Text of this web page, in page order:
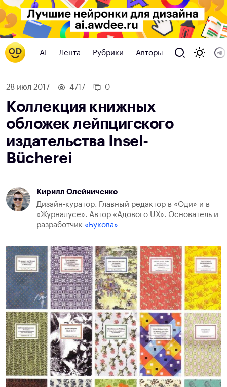
AI Лента Рубрики Авторы
28 июл 2017 4717 0
Коллекция книжных
обложек лейпцигского
издательства Insel-
Bücherei
Кирилл Олейниченко
Дизайн-куратор. Главный редактор в «Оди» и в
«Журналусе». Автор «Адового UX». Основатель и
разработчик «Букова»